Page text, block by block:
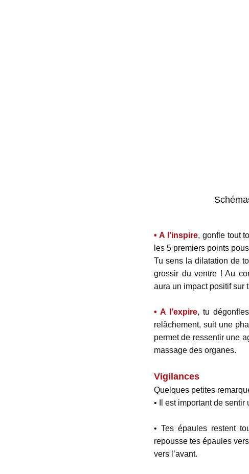
• A l’inspire, gonfle tout
les 5 premiers points
Tu sens la dilatation de
grossir du ventre ! Au
aura un impact positif sur
• A l’expire, tu
relâchement, suit une
permet de ressentir une
massage des organes.
Vigilances
Quelques petites
• Il est important de
• Tes épaules restent
repousse tes épaules
vers l’avant.